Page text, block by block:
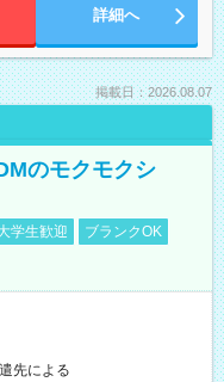
詳細へ
掲載日：2026.08.07
のモクモクシ
学生歓迎
ブランクOK
先による